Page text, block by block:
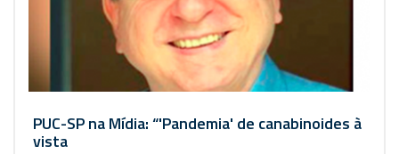
PUC-SP na Mídia: “'Pandemia' de canabinoides à
vista